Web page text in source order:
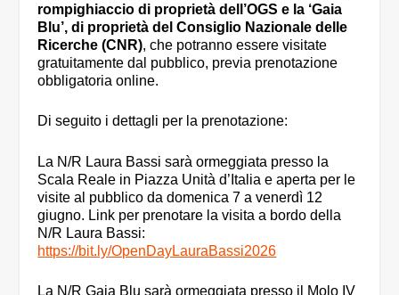
rompighiaccio di proprietà dell’OGS e la ‘Gaia
Blu’, di proprietà del Consiglio Nazionale delle
Ricerche (CNR), che potranno essere visitate
gratuitamente dal pubblico, previa prenotazione
obbligatoria online.
Di seguito i dettagli per la prenotazione:
La N/R Laura Bassi sarà ormeggiata presso la
Scala Reale in Piazza Unità d’Italia e aperta per le
visite al pubblico da domenica 7 a venerdì 12
giugno. Link per prenotare la visita a bordo della
N/R Laura Bassi:
https://bit.ly/OpenDayLauraBassi2026
La N/R Gaia Blu sarà ormeggiata presso il Molo IV